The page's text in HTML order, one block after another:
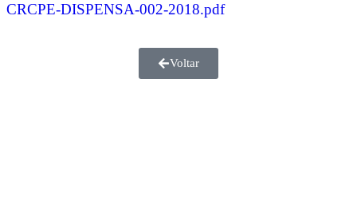
CRCPE-DISPENSA-002-2018.pdf
Voltar